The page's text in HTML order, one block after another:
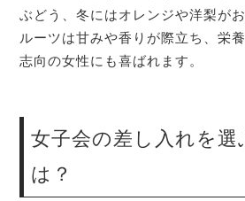
ぶどう、冬にはオレンジや洋梨が
ルーツは甘みや香りが際立ち、栄
志向の女性にも喜ばれます。
女子会の差し入れを選
は？